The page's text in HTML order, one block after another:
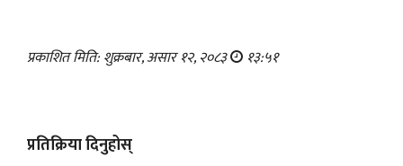
प्रकाशित मिति: शुक्रबार, असार १२, २०८३ १३:५१
प्रतिक्रिया दिनुहोस्